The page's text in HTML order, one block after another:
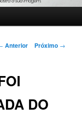
Anterior Próximo →
DO